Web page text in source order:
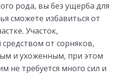
рода, вы без ущерба для
сможете избавиться от
Участок,
от сорняков,
и ухоженным, при этом
не требуется много сил и